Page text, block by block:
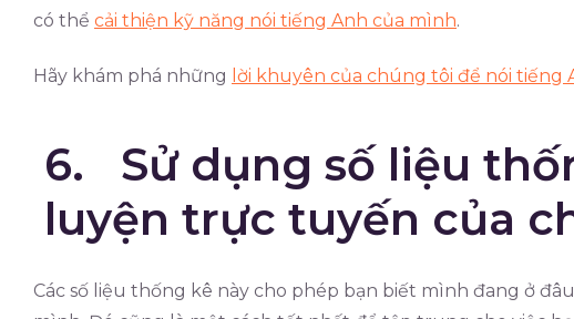
có thể cải thiện kỹ năng nói tiếng Anh của mình.
Hãy khám phá những lời khuyên của chúng tôi để nói tiếng
6. Sử dụng số liệu
luyện trực tuyến của
Các số liệu thống kê này cho phép bạn biết mình đang ở